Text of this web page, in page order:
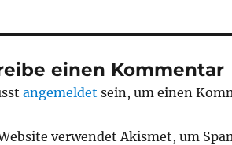
einen Kommentar
angemeldet sein, um einen
verwendet Akismet, um